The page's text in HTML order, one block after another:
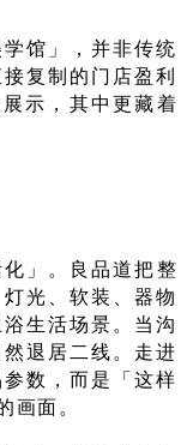
馆」，并非传统
复制的门店盈利
示，其中更藏着
」。良品道把整
光、软装、器物
生活场景。当沟
退居二线。走进
数，而是「这样
面。